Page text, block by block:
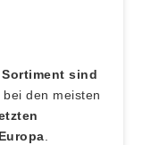
sind
den meisten
.